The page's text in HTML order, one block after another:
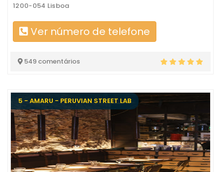
1200-054 Lisboa
Ver número de telefone
549 comentários
5 - AMARU - PERUVIAN STREET LAB